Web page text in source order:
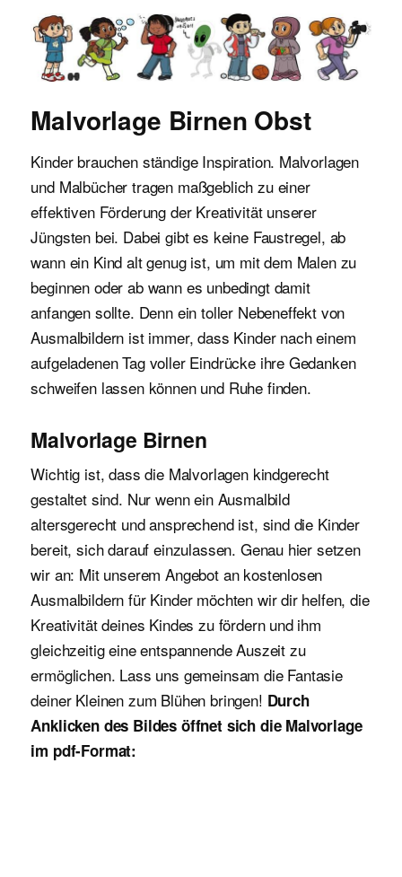
Malvorlagen für Kinder
Malvorlage Birnen Obst
Kinder brauchen ständige Inspiration. Malvorlagen
und Malbücher tragen maßgeblich zu einer
effektiven Förderung der Kreativität unserer
Jüngsten bei. Dabei gibt es keine Faustregel, ab
wann ein Kind alt genug ist, um mit dem Malen zu
beginnen oder ab wann es unbedingt damit
anfangen sollte. Denn ein toller Nebeneffekt von
Ausmalbildern ist immer, dass Kinder nach einem
aufgeladenen Tag voller Eindrücke ihre Gedanken
schweifen lassen können und Ruhe finden.
Malvorlage Birnen
Wichtig ist, dass die Malvorlagen kindgerecht
gestaltet sind. Nur wenn ein Ausmalbild
altersgerecht und ansprechend ist, sind die Kinder
bereit, sich darauf einzulassen. Genau hier setzen
wir an: Mit unserem Angebot an kostenlosen
Ausmalbildern für Kinder möchten wir dir helfen, die
Kreativität deines Kindes zu fördern und ihm
gleichzeitig eine entspannende Auszeit zu
ermöglichen. Lass uns gemeinsam die Fantasie
deiner Kleinen zum Blühen bringen! Durch
Anklicken des Bildes öffnet sich die Malvorlage
im pdf-Format: